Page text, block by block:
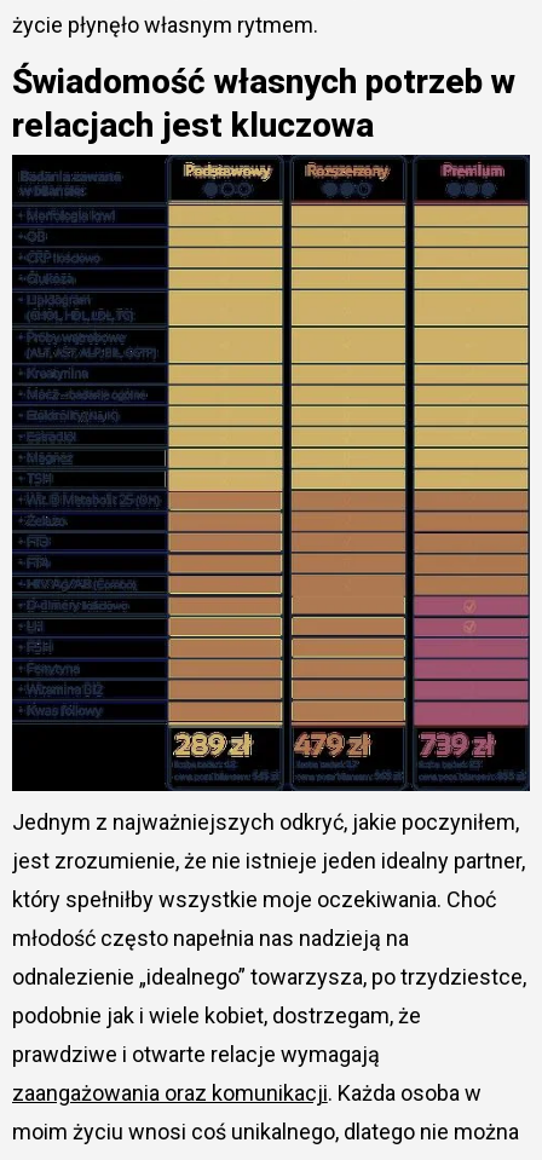
życie płynęło własnym rytmem.
Świadomość własnych potrzeb w
relacjach jest kluczowa
Jednym z najważniejszych odkryć, jakie poczyniłem,
jest zrozumienie, że nie istnieje jeden idealny partner,
który spełniłby wszystkie moje oczekiwania. Choć
młodość często napełnia nas nadzieją na
odnalezienie „idealnego” towarzysza, po trzydziestce,
podobnie jak i wiele kobiet, dostrzegam, że
prawdziwe i otwarte relacje wymagają
zaangażowania oraz komunikacji. Każda osoba w
moim życiu wnosi coś unikalnego, dlatego nie można